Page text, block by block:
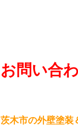
お問い合
茨木市の外壁塗装